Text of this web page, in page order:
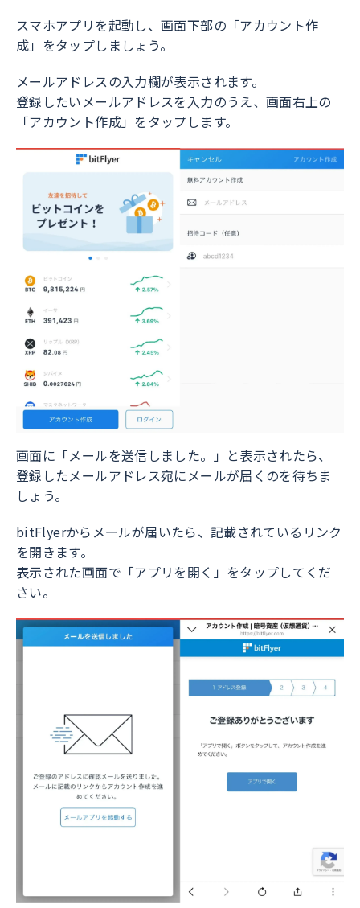
スマホアプリを起動し、画面下部の「アカウント作
成」をタップしましょう。
メールアドレスの入力欄が表示されます。
登録したいメールアドレスを入力のうえ、画面右上の
「アカウント作成」をタップします。
画面に「メールを送信しました。」と表示されたら、
登録したメールアドレス宛にメールが届くのを待ちま
しょう。
bitFlyerからメールが届いたら、記載されているリンク
を開きます。
表示された画面で「アプリを開く」をタップしてくだ
さい。